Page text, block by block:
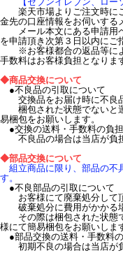
楽天市場よりご注文時に
金先の口座情報をお伺いする
メール本文にある申請用
を申請頂き次第３日以内にご
※お客様都合の返品等によ
手数料はお客様負担となりま
◆商品交換について
●不良品の引取について
交換品をお届け時に不良品
梱包された状態でないと
易梱包をお願いします。
●交換の送料・手数料の負
不良品の場合は当店が負担
◆部品交換について
組立商品に限り、部品の不
す。
●不良部品の引取について
お客様にて廃棄処分して頂
破棄処分に費用がかかる場
その際は梱包された状態
様にて簡易梱包をお願いしま
●部品交換の送料・手数料
初期不良の場合は当店が負